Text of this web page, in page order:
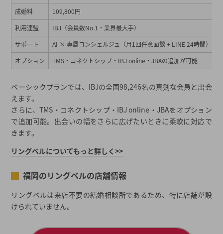
成婚料
109,800円
利用連盟
IBJ（会員数No.1・業界最大手）
サポート
AI × 専属コンシェルジュ（月1回任意面談 + LINE 24時間）
オプション
TMS・コネクトシップ・IBJ online・JBAの追加が可能
ベーシックプランでは、IBJの全国98,246名の真剣な会員と出会
えます。
さらに、TMS・コネクトシップ・IBJ online・JBAをオプション
で追加可能。出会いの幅をさらに広げたいときに柔軟に対応で
きます。
リングベルについてもっと詳しく>>
福岡のリングベルの店舗情報
リングベルは来店不要の結婚相談所であるため、特に店舗が設
けられていません。